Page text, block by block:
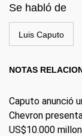
Se habló de
Luis Caputo
NOTAS
Caputo anunció
Chevron
US$10.000